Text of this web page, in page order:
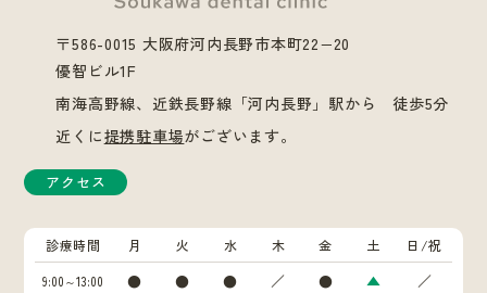
〒586-0015 大阪府河内長野市本町22−20
優智ビル1F
南海高野線、近鉄長野線「河内長野」駅から 徒歩5分
近くに提携駐車場がございます。
アクセス
診療時間 月 火 水 木 金 土 日/祝
9:00～13:00 ● ● ● ／ ● ▲ ／